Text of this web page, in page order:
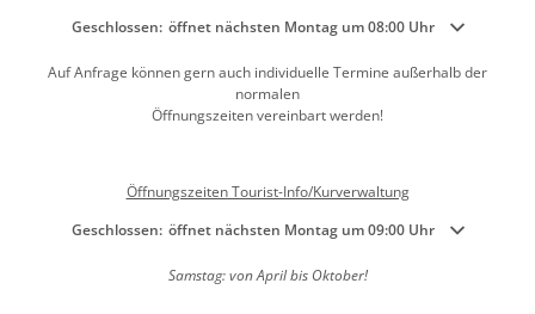
Klicken, um weitere Öffnungs- oder Schließzeiten auszublenden
Geschlossen: öffnet nächsten Montag um 08:00 Uhr
Auf Anfrage können gern auch individuelle Termine außerhalb der
normalen
Öffnungszeiten vereinbart werden!
Öffnungszeiten Tourist-Info/Kurverwaltung
Klicken, um weitere Öffnungs- oder Schließzeiten auszublenden
Geschlossen: öffnet nächsten Montag um 09:00 Uhr
Samstag: von April bis Oktober!